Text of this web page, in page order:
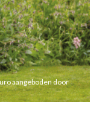
aangeboden door